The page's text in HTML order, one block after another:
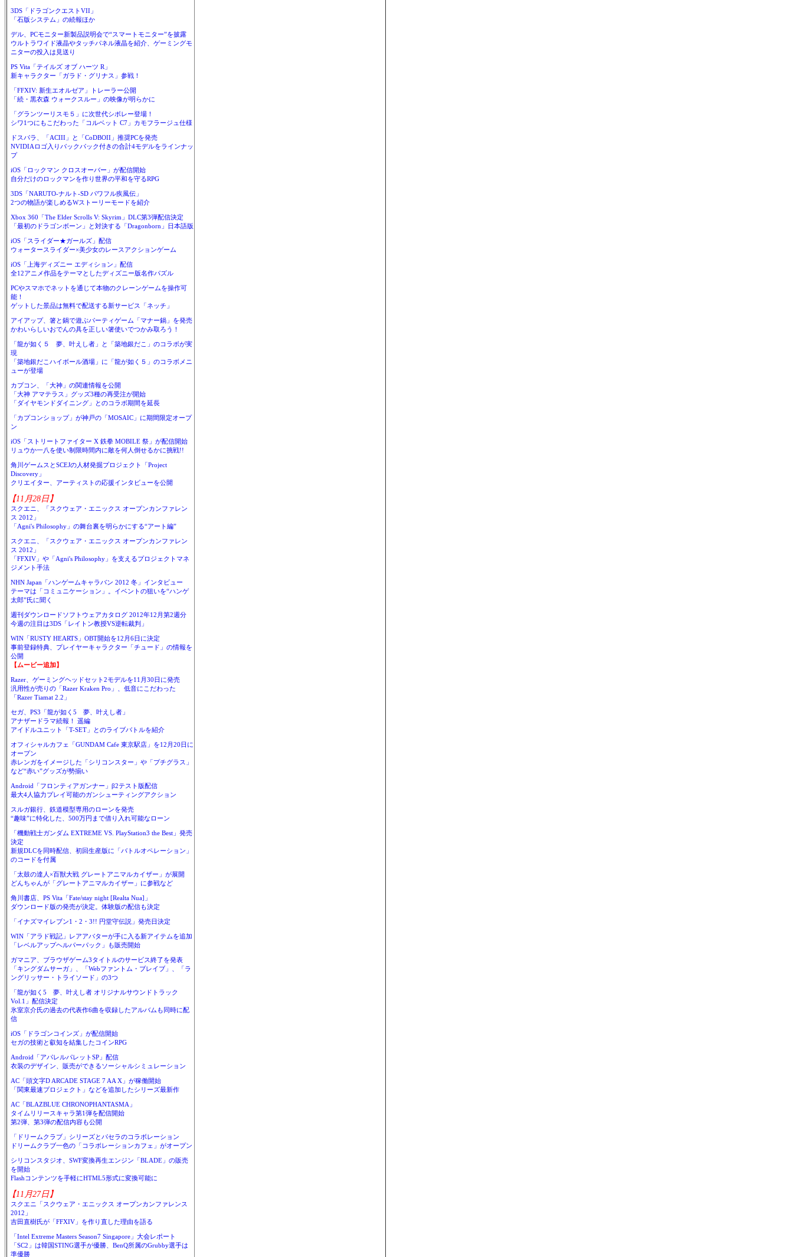
3DS「ドラゴンクエストVII」
「石版システム」の続報ほか
デル、PCモニター新製品説明会で“スマートモニター”を披露
ウルトラワイド液晶やタッチパネル液晶を紹介、ゲーミングモ
ニターの投入は見送り
PS Vita「テイルズ オブ ハーツ R」
新キャラクター「ガラド・グリナス」参戦！
「FFXIV: 新生エオルゼア」トレーラー公開
「続・黒衣森 ウォークスルー」の映像が明らかに
「グランツーリスモ５」に次世代シボレー登場！
シワ1つにもこだわった「コルベット C7」カモフラージュ仕様
ドスパラ、「ACIII」と「CoDBOII」推奨PCを発売
NVIDIAロゴ入りバックパック付きの合計4モデルをラインナッ
プ
iOS「ロックマン クロスオーバー」が配信開始
自分だけのロックマンを作り世界の平和を守るRPG
3DS「NARUTO-ナルト-SD パワフル疾風伝」
2つの物語が楽しめるWストーリーモードを紹介
Xbox 360「The Elder Scrolls V: Skyrim」DLC第3弾配信決定
「最初のドラゴンボーン」と対決する「Dragonborn」日本語版
iOS「スライダー★ガールズ」配信
ウォータースライダー×美少女のレースアクションゲーム
iOS「上海ディズニー エディション」配信
全12アニメ作品をテーマとしたディズニー版名作パズル
PCやスマホでネットを通じて本物のクレーンゲームを操作可
能！
ゲットした景品は無料で配送する新サービス「ネッチ」
アイアップ、箸と鍋で遊ぶパーティゲーム「マナー鍋」を発売
かわいらしいおでんの具を正しい箸使いでつかみ取ろう！
「龍が如く５ 夢、叶えし者」と「築地銀だこ」のコラボが実
現
「築地銀だこハイボール酒場」に「龍が如く５」のコラボメニ
ューが登場
カプコン、「大神」の関連情報を公開
「大神 アマテラス」グッズ3種の再受注が開始
「ダイヤモンドダイニング」とのコラボ期間を延長
「カプコンショップ」が神戸の「MOSAIC」に期間限定オープ
ン
iOS「ストリートファイター X 鉄拳 MOBILE 祭」が配信開始
リュウか一八を使い制限時間内に敵を何人倒せるかに挑戦!!
角川ゲームスとSCEJの人材発掘プロジェクト「Project
Discovery」
クリエイター、アーティストの応援インタビューを公開
【11月28日】
スクエニ、「スクウェア・エニックス オープンカンファレン
ス 2012」
「Agni's Philosophy」の舞台裏を明らかにする“アート編”
スクエニ、「スクウェア・エニックス オープンカンファレン
ス 2012」
「FFXIV」や「Agni's Philosophy」を支えるプロジェクトマネ
ジメント手法
NHN Japan「ハンゲームキャラバン 2012 冬」インタビュー
テーマは「コミュニケーション」。イベントの狙いを“ハンゲ
太郎”氏に聞く
週刊ダウンロードソフトウェアカタログ 2012年12月第2週分
今週の注目は3DS「レイトン教授VS逆転裁判」
WIN「RUSTY HEARTS」OBT開始を12月6日に決定
事前登録特典、プレイヤーキャラクター「チュード」の情報を
公開
【ムービー追加】
Razer、ゲーミングヘッドセット2モデルを11月30日に発売
汎用性が売りの「Razer Kraken Pro」、低音にこだわった
「Razer Tiamat 2.2」
セガ、PS3「龍が如く5 夢、叶えし者」
アナザードラマ続報！ 遥編
アイドルユニット「T-SET」とのライブバトルを紹介
オフィシャルカフェ「GUNDAM Cafe 東京駅店」を12月20日に
オープン
赤レンガをイメージした「シリコンスター」や「プチグラス」
など“赤い”グッズが勢揃い
Android「フロンティアガンナー」β2テスト版配信
最大4人協力プレイ可能のガンシューティングアクション
スルガ銀行、鉄道模型専用のローンを発売
“趣味”に特化した、500万円まで借り入れ可能なローン
「機動戦士ガンダム EXTREME VS. PlayStation3 the Best」発売
決定
新規DLCを同時配信、初回生産版に「バトルオペレーション」
のコードを付属
「太鼓の達人×百獣大戦 グレートアニマルカイザー」が展開
どんちゃんが「グレートアニマルカイザー」に参戦など
角川書店、PS Vita「Fate/stay night [Realta Nua]」
ダウンロード版の発売が決定。体験版の配信も決定
「イナズマイレブン1・2・3!! 円堂守伝説」発売日決定
WIN「アラド戦記」レアアバターが手に入る新アイテムを追加
「レベルアップヘルパーパック」も販売開始
ガマニア、ブラウザゲーム3タイトルのサービス終了を発表
「キングダムサーガ」、「Webファントム・ブレイブ」、「ラ
ングリッサー・トライソード」の3つ
「龍が如く5 夢、叶えし者 オリジナルサウンドトラック
Vol.1」配信決定
氷室京介氏の過去の代表作6曲を収録したアルバムも同時に配
信
iOS「ドラゴンコインズ」が配信開始
セガの技術と叡知を結集したコインRPG
Android「アパレルパレットSP」配信
衣装のデザイン、販売ができるソーシャルシミュレーション
AC「頭文字D ARCADE STAGE 7 AA X」が稼働開始
「関東最速プロジェクト」などを追加したシリーズ最新作
AC「BLAZBLUE CHRONOPHANTASMA」
タイムリリースキャラ第1弾を配信開始
第2弾、第3弾の配信内容も公開
「ドリームクラブ」シリーズとパセラのコラボレーション
ドリームクラブ一色の「コラボレーションカフェ」がオープン
シリコンスタジオ、SWF変換再生エンジン「BLADE」の販売
を開始
Flashコンテンツを手軽にHTML5形式に変換可能に
【11月27日】
スクエニ「スクウェア・エニックス オープンカンファレンス
2012」
吉田直樹氏が「FFXIV」を作り直した理由を語る
「Intel Extreme Masters Season7 Singapore」大会レポート
「SC2」は韓国STING選手が優勝、BenQ所属のGrubby選手は
準優勝